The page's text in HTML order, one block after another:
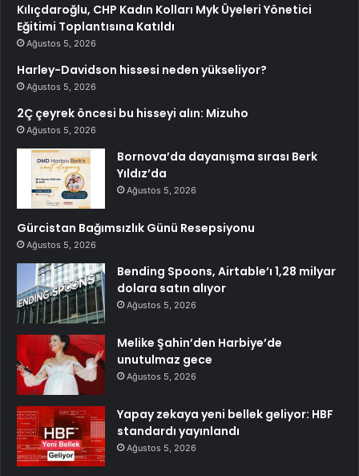
Kılıçdaroğlu, CHP Kadın Kolları Myk Üyeleri Yönetici
Eğitimi Toplantısına Katıldı
Ağustos 5, 2026
Harley-Davidson hissesi neden yükseliyor?
Ağustos 5, 2026
2Ç çeyrek öncesi bu hisseyi alın: Mizuho
Ağustos 5, 2026
Bornova’da dayanışma sırası Berk
Yıldız’da
Ağustos 5, 2026
Gürcistan Bağımsızlık Günü Resepsiyonu
Ağustos 5, 2026
Bending Spoons, Airtable’ı 1,28 milyar
dolara satın alıyor
Ağustos 5, 2026
Melike Şahin’den Harbiye’de
unutulmaz gece
Ağustos 5, 2026
Yapay zekaya yeni bellek geliyor: HBF
standardı yayınlandı
Ağustos 5, 2026